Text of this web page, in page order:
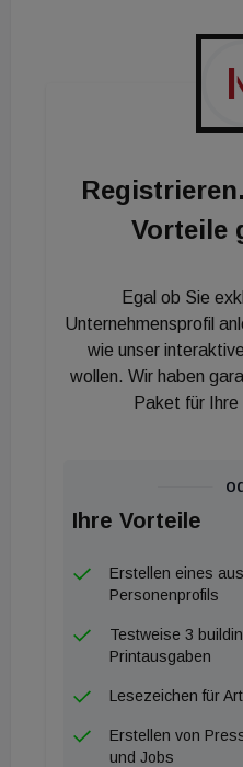
verschiedenen
Zutrittsregelung, die
das Freischalten und
der Aicher Group zentral
Online-Verwaltung
Maximale Sicherheit
Vorteile
Egal ob Sie
Unternehmensprofil
wie unser
wollen. Wir haben
Paket für
Ihre Vorteile
Erstellen eines
Personenprofils
Testweise 3
Printausgaben
Lesezeichen für
Erstellen von
und Jobs